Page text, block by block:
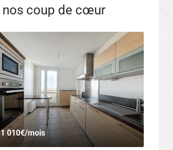
nos coup de cœur
1 010€/mois